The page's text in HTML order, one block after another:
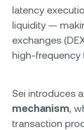
latency
liquidity —
exchanges
high-frequency
Sei introduces a
mechanism,
transaction